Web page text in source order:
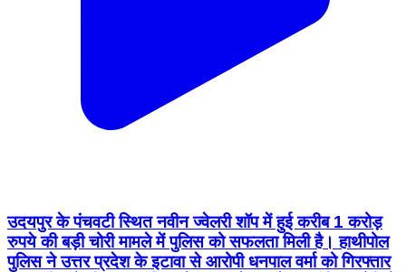
उदयपुर के पंचवटी स्थित नवीन ज्वेलरी शॉप में हुई करीब 1 करोड़
रुपये की बड़ी चोरी मामले में पुलिस को सफलता मिली है। हाथीपोल
पुलिस ने उत्तर प्रदेश के इटावा से आरोपी धनपाल वर्मा को गिरफ्तार